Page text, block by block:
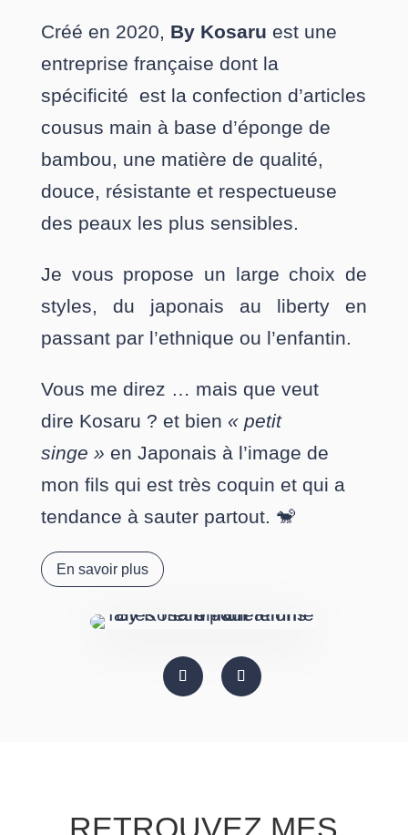
Créé en 2020, By Kosaru est une
entreprise française dont la
spécificité est la confection d’articles
cousus main à base d’éponge de
bambou, une matière de qualité,
douce, résistante et respectueuse
des peaux les plus sensibles.
Je vous propose un large choix de
styles, du japonais au liberty en
passant par l’ethnique ou l’enfantin.
Vous me direz … mais que veut
dire Kosaru ? et bien « petit
singe » en Japonais à l’image de
mon fils qui est très coquin et qui a
tendance à sauter partout. 🐒
En savoir plus
RETROUVEZ MES